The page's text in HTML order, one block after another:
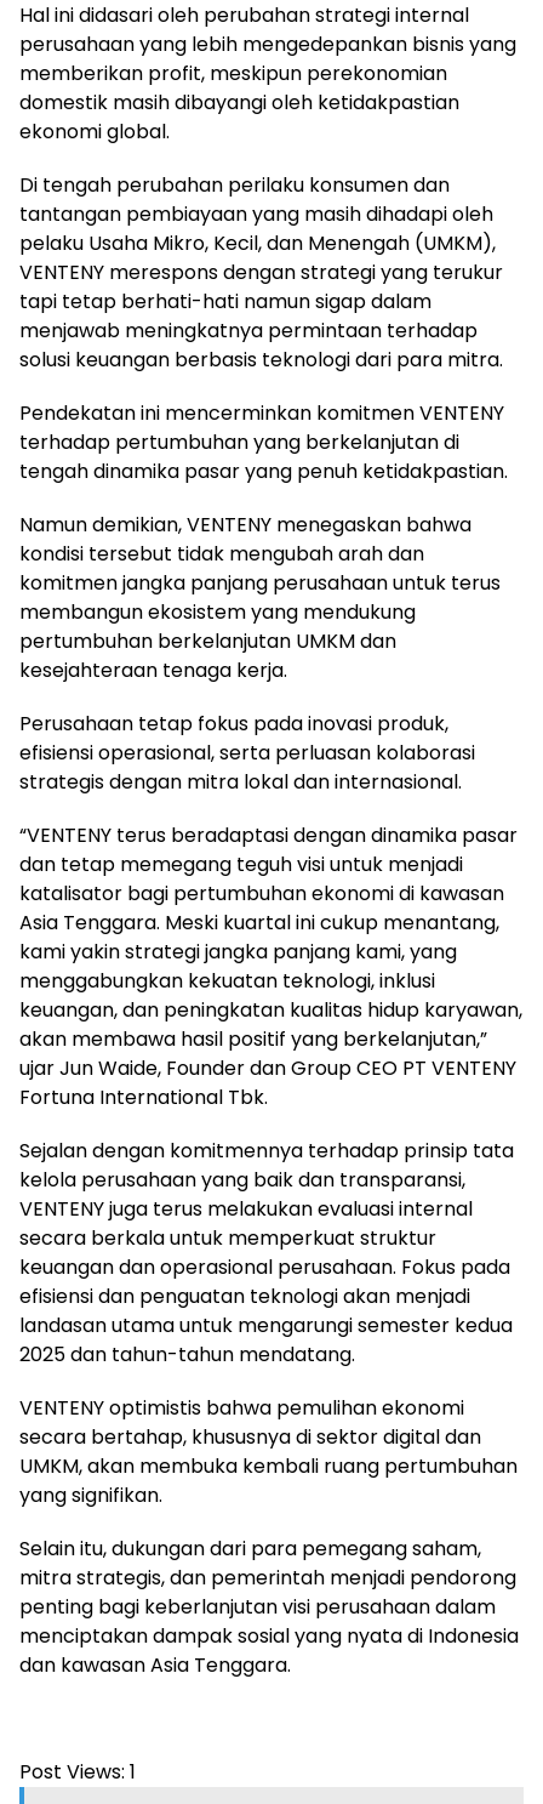
Hal ini didasari oleh perubahan strategi internal
perusahaan yang lebih mengedepankan bisnis yang
memberikan profit, meskipun perekonomian
domestik masih dibayangi oleh ketidakpastian
ekonomi global.
Di tengah perubahan perilaku konsumen dan
tantangan pembiayaan yang masih dihadapi oleh
pelaku Usaha Mikro, Kecil, dan Menengah (UMKM),
VENTENY merespons dengan strategi yang terukur
tapi tetap berhati-hati namun sigap dalam
menjawab meningkatnya permintaan terhadap
solusi keuangan berbasis teknologi dari para mitra.
Pendekatan ini mencerminkan komitmen VENTENY
terhadap pertumbuhan yang berkelanjutan di
tengah dinamika pasar yang penuh ketidakpastian.
Namun demikian, VENTENY menegaskan bahwa
kondisi tersebut tidak mengubah arah dan
komitmen jangka panjang perusahaan untuk terus
membangun ekosistem yang mendukung
pertumbuhan berkelanjutan UMKM dan
kesejahteraan tenaga kerja.
Perusahaan tetap fokus pada inovasi produk,
efisiensi operasional, serta perluasan kolaborasi
strategis dengan mitra lokal dan internasional.
“VENTENY terus beradaptasi dengan dinamika pasar
dan tetap memegang teguh visi untuk menjadi
katalisator bagi pertumbuhan ekonomi di kawasan
Asia Tenggara. Meski kuartal ini cukup menantang,
kami yakin strategi jangka panjang kami, yang
menggabungkan kekuatan teknologi, inklusi
keuangan, dan peningkatan kualitas hidup karyawan,
akan membawa hasil positif yang berkelanjutan,”
ujar Jun Waide, Founder dan Group CEO PT VENTENY
Fortuna International Tbk.
Sejalan dengan komitmennya terhadap prinsip tata
kelola perusahaan yang baik dan transparansi,
VENTENY juga terus melakukan evaluasi internal
secara berkala untuk memperkuat struktur
keuangan dan operasional perusahaan. Fokus pada
efisiensi dan penguatan teknologi akan menjadi
landasan utama untuk mengarungi semester kedua
2025 dan tahun-tahun mendatang.
VENTENY optimistis bahwa pemulihan ekonomi
secara bertahap, khususnya di sektor digital dan
UMKM, akan membuka kembali ruang pertumbuhan
yang signifikan.
Selain itu, dukungan dari para pemegang saham,
mitra strategis, dan pemerintah menjadi pendorong
penting bagi keberlanjutan visi perusahaan dalam
menciptakan dampak sosial yang nyata di Indonesia
dan kawasan Asia Tenggara.
Post Views: 1